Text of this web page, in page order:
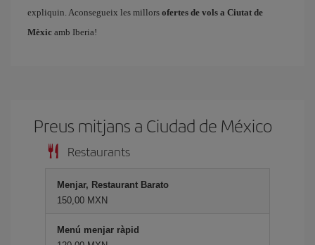
expliquin. Aconsegueix les millors ofertes de vols a Ciutat de
Mèxic amb Iberia!
Preus mitjans a Ciudad de México
Restaurants
Menjar, Restaurant Barato
150,00 MXN
Menú menjar ràpid